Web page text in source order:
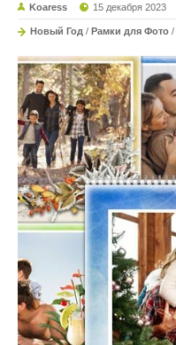
Koaress 15 декабря 2023
Новый Год / Рамки для Фото /